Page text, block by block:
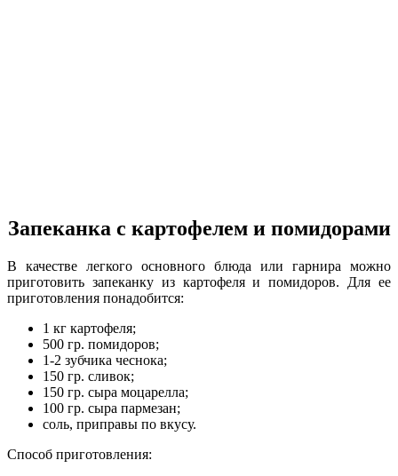
Запеканка с картофелем и помидорами
В качестве легкого основного блюда или гарнира можно
приготовить запеканку из картофеля и помидоров. Для ее
приготовления понадобится:
1 кг картофеля;
500 гр. помидоров;
1-2 зубчика чеснока;
150 гр. сливок;
150 гр. сыра моцарелла;
100 гр. сыра пармезан;
соль, приправы по вкусу.
Способ приготовления: